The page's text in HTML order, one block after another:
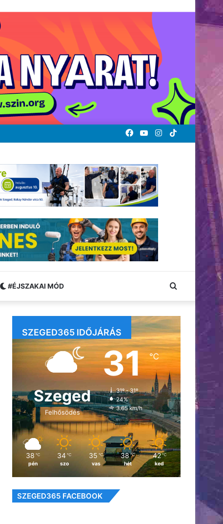
TikTok
Instagram
YouTube
Facebook
#ÉJSZAKAI MÓD Keresés:
SZEGED365 IDŐJÁRÁS
Szeged
Felhősödés
31℃
31º - 31º
24%
3.65 km/h
38 ℃
pén
34 ℃
szo
35 ℃
vas
38 ℃
hét
42 ℃
ked
SZEGED365 FACEBOOK